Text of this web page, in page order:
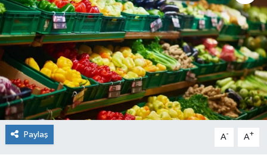
Paylaş A- A+